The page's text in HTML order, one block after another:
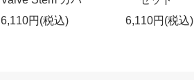
6,110円(税込)
6,110円(税込)